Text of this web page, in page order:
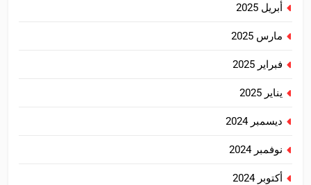
أبريل 2025
مارس 2025
فبراير 2025
يناير 2025
ديسمبر 2024
نوفمبر 2024
أكتوبر 2024